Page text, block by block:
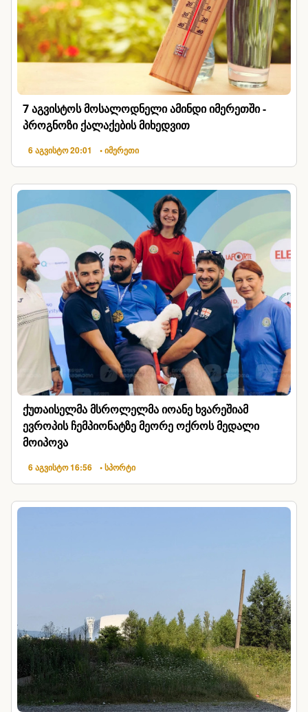
7 აგვისტოს მოსალოდნელი ამინდი იმერეთში -
პროგნოზი ქალაქების მიხედვით
6 აგვისტო 20:01 • იმერეთი
ქუთაისელმა მსროლელმა იოანე ხვარეშიამ
ევროპის ჩემპიონატზე მეორე ოქროს მედალი
მოიპოვა
6 აგვისტო 16:56 • სპორტი